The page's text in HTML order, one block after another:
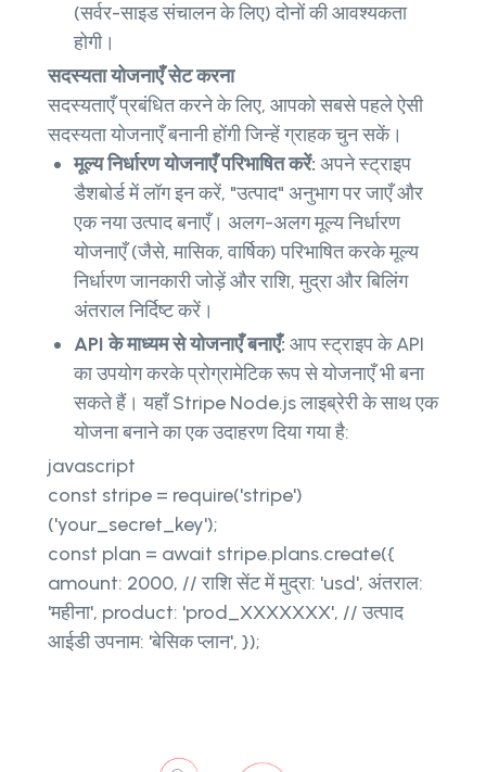
(सर्वर-साइड संचालन के लिए) दोनों की आवश्यकता
होगी।
सदस्यता योजनाएँ सेट करना
सदस्यताएँ प्रबंधित करने के लिए, आपको सबसे पहले ऐसी
सदस्यता योजनाएँ बनानी होंगी जिन्हें ग्राहक चुन सकें।
मूल्य निर्धारण योजनाएँ परिभाषित करें: अपने स्ट्राइप
डैशबोर्ड में लॉग इन करें, "उत्पाद" अनुभाग पर जाएँ और
एक नया उत्पाद बनाएँ। अलग-अलग मूल्य निर्धारण
योजनाएँ (जैसे, मासिक, वार्षिक) परिभाषित करके मूल्य
निर्धारण जानकारी जोड़ें और राशि, मुद्रा और बिलिंग
अंतराल निर्दिष्ट करें।
API के माध्यम से योजनाएँ बनाएँ: आप स्ट्राइप के API
का उपयोग करके प्रोग्रामेटिक रूप से योजनाएँ भी बना
सकते हैं। यहाँ Stripe Node.js लाइब्रेरी के साथ एक
योजना बनाने का एक उदाहरण दिया गया है:
javascript
const stripe = require('stripe')
('your_secret_key');
const plan = await stripe.plans.create({
amount: 2000, // राशि सेंट में मुद्रा: 'usd', अंतराल:
'महीना', product: 'prod_XXXXXXX', // उत्पाद
आईडी उपनाम: 'बेसिक प्लान', });